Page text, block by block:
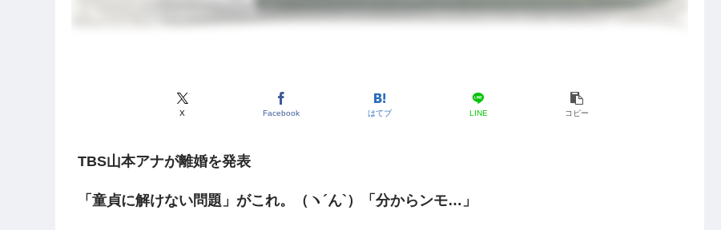
X Facebook はてブ LINE コピー
TBS山本アナが離婚を発表
「童貞に解けない問題」がこれ。（ヽ´ん`）「分からンモ…」